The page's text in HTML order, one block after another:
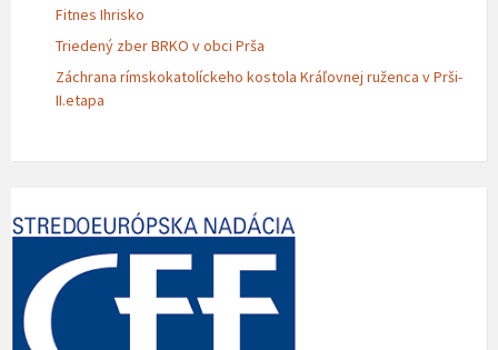
Fitnes Ihrisko
Triedený zber BRKO v obci Prša
Záchrana rímskokatolíckeho kostola Kráľovnej ruženca v Prši-
II.etapa